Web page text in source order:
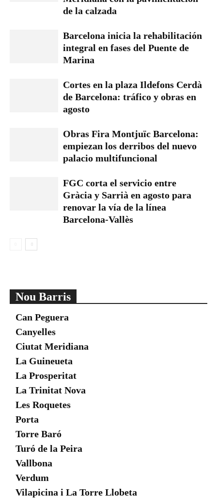
de la calzada
Barcelona inicia la rehabilitación
integral en fases del Puente de
Marina
Cortes en la plaza Ildefons Cerdà
de Barcelona: tráfico y obras en
agosto
Obras Fira Montjuïc Barcelona:
empiezan los derribos del nuevo
palacio multifuncional
FGC corta el servicio entre
Gràcia y Sarrià en agosto para
renovar la vía de la línea
Barcelona-Vallès
Nou Barris
Can Peguera
Canyelles
Ciutat Meridiana
La Guineueta
La Prosperitat
La Trinitat Nova
Les Roquetes
Porta
Torre Baró
Turó de la Peira
Vallbona
Verdum
Vilapicina i La Torre Llobeta